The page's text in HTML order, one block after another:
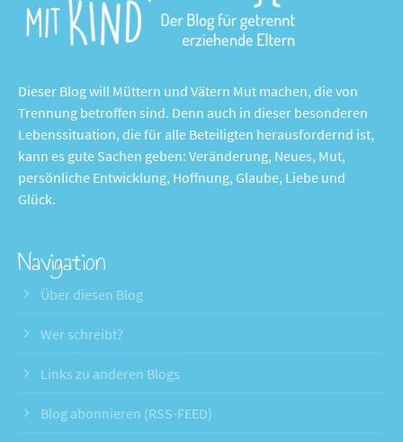
Dieser Blog will Müttern und Vätern Mut machen, die von
Trennung betroffen sind. Denn auch in dieser besonderen
Lebenssituation, die für alle Beteiligten herausfordernd ist,
kann es gute Sachen geben: Veränderung, Neues, Mut,
persönliche Entwicklung, Hoffnung, Glaube, Liebe und
Glück.
Navigation
Über diesen Blog
Wer schreibt?
Links zu anderen Blogs
Blog abonnieren (RSS-FEED)